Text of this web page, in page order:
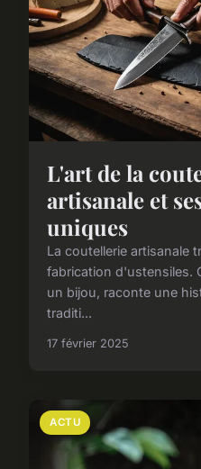
L'art de la
artisanale et
uniques
La coutellerie artisanale
fabrication d'ustensiles.
un bijou, raconte une
traditi...
17 février 2025
ACTU